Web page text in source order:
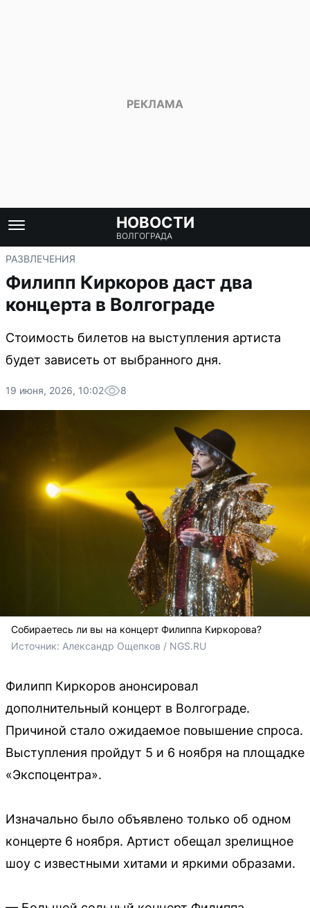
НОВОСТИ
ВОЛГОГРАДА
РАЗВЛЕЧЕНИЯ
Филипп Киркоров даст два
концерта в Волгограде
Стоимость билетов на выступления артиста
будет зависеть от выбранного дня.
19 июня, 2026, 10:02 8
Собираетесь ли вы на концерт Филиппа Киркорова?
Источник: Александр Ощепков / NGS.RU
Филипп Киркоров анонсировал
дополнительный концерт в Волгограде.
Причиной стало ожидаемое повышение спроса.
Выступления пройдут 5 и 6 ноября на площадке
«Экспоцентра».
Изначально было объявлено только об одном
концерте 6 ноября. Артист обещал зрелищное
шоу с известными хитами и яркими образами.